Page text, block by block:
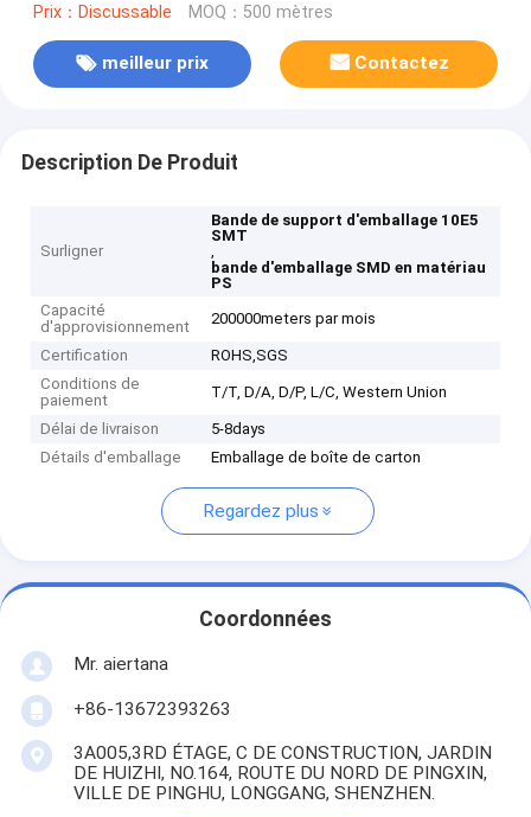
Prix：Discussable MOQ：500 mètres
meilleur prix Contactez
Description De Produit
Surligner
Bande de support d'emballage 10E5
SMT
,
bande d'emballage SMD en matériau
PS
Capacité
d'approvisionnement
200000meters par mois
Certification
ROHS,SGS
Conditions de
paiement
T/T, D/A, D/P, L/C, Western Union
Délai de livraison
5-8days
Détails d'emballage
Emballage de boîte de carton
Regardez plus
Coordonnées
Mr. aiertana
+86-13672393263
3A005,3RD ÉTAGE, C DE CONSTRUCTION, JARDIN
DE HUIZHI, NO.164, ROUTE DU NORD DE PINGXIN,
VILLE DE PINGHU, LONGGANG, SHENZHEN.